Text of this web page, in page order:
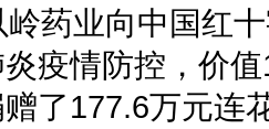
药业向中国红
疫情防控，价
了177.6万元连